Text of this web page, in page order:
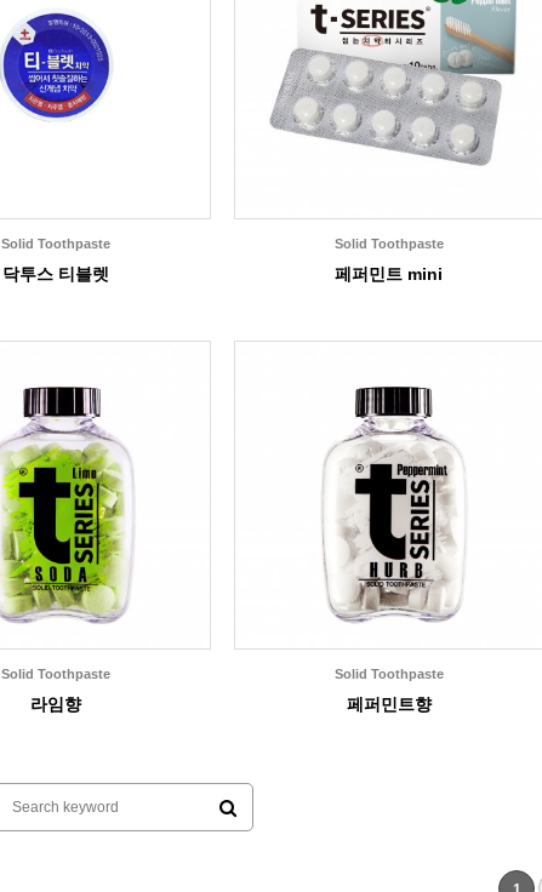
Solid Toothpaste
닥투스 티블렛
Solid Toothpaste
페퍼민트 mini
Solid Toothpaste
라임향
Solid Toothpaste
페퍼민트향